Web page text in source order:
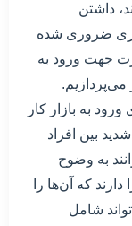
داشتن
ضروری شده
جهت ورود به
به بازار کار
بین افراد
به وضوح
که آن‌ها را
شامل